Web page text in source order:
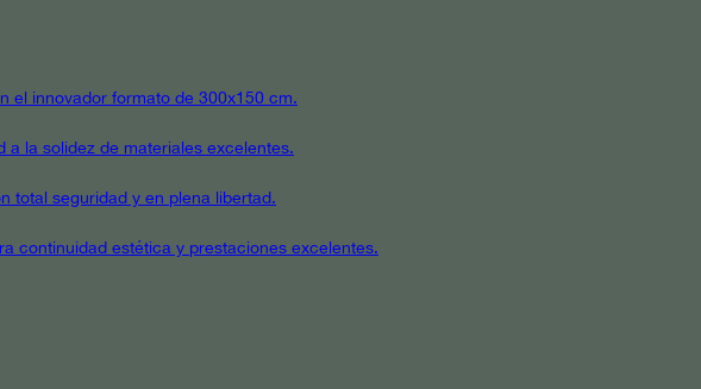
el innovador formato de 300x150 cm.
la solidez de materiales excelentes.
total seguridad y en plena libertad.
continuidad estética y prestaciones excelentes.